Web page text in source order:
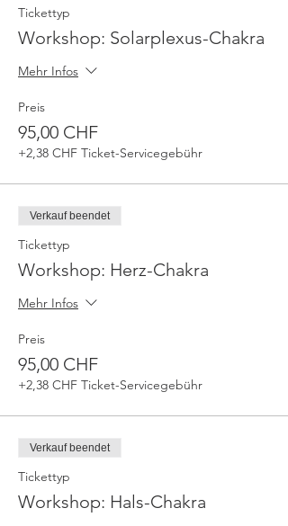
Tickettyp
Workshop: Solarplexus-Chakra
Mehr Infos
Preis
95,00 CHF
+2,38 CHF Ticket-Servicegebühr
Verkauf beendet
Tickettyp
Workshop: Herz-Chakra
Mehr Infos
Preis
95,00 CHF
+2,38 CHF Ticket-Servicegebühr
Verkauf beendet
Tickettyp
Workshop: Hals-Chakra